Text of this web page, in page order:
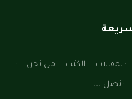
المقالات الكتب من نحن
اتصل بنا